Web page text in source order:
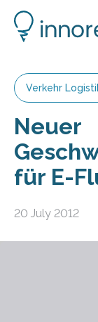
Verkehr
Neuer
für E-
20 July 2012